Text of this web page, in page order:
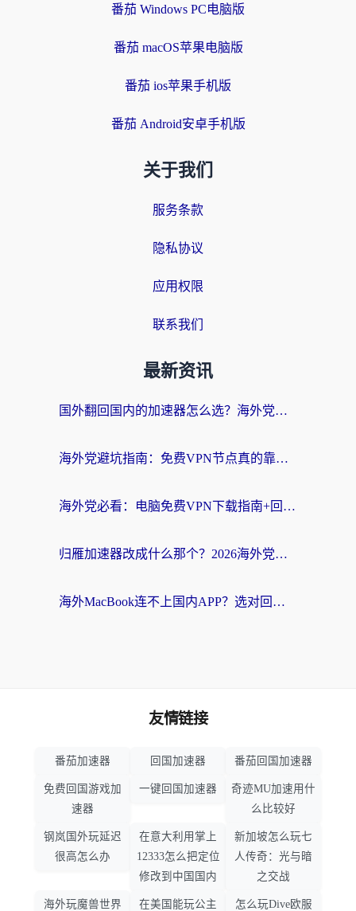
番茄 Windows PC电脑版
番茄 macOS苹果电脑版
番茄 ios苹果手机版
番茄 Android安卓手机版
关于我们
服务条款
隐私协议
应用权限
联系我们
最新资讯
国外翻回国内的加速器怎么选？海外党亲测实用指南，告别地域限制
海外党避坑指南：免费VPN节点真的靠谱吗？教你选对回国加速器无缝访问国内资源
海外党必看：电脑免费VPN下载指南+回国加速器选择全攻略，告别地区限制
归雁加速器改成什么那个？2026海外党回国加速全攻略：告别地区限制，轻松刷剧玩游戏
海外MacBook连不上国内APP？选对回国VPN，告别地区限制的烦恼
友情链接
番茄加速器 回国加速器 番茄回国加速器
免费回国游戏加
速器
一键回国加速器
奇迹MU加速用什
么比较好
钢岚国外玩延迟
很高怎么办
在意大利用掌上
12333怎么把定位
修改到中国国内
新加坡怎么玩七
人传奇：光与暗
之交战
海外玩魔兽世界 在美国能玩公主 怎么玩Dive欧服